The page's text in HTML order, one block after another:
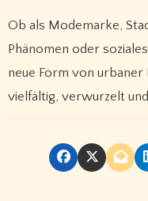
Ob als Modemarke,
Phänomen oder
neue Form von
vielfältig, verwurzelt